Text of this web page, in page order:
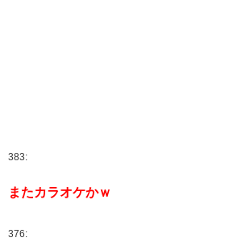
383:
またカラオケかｗ
376: